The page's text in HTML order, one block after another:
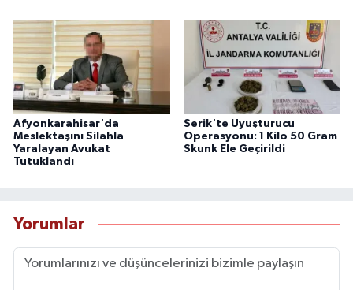
Afyonkarahisar'da
Meslektaşını Silahla
Yaralayan Avukat
Tutuklandı
Serik'te Uyuşturucu
Operasyonu: 1 Kilo 50 Gram
Skunk Ele Geçirildi
Yorumlar